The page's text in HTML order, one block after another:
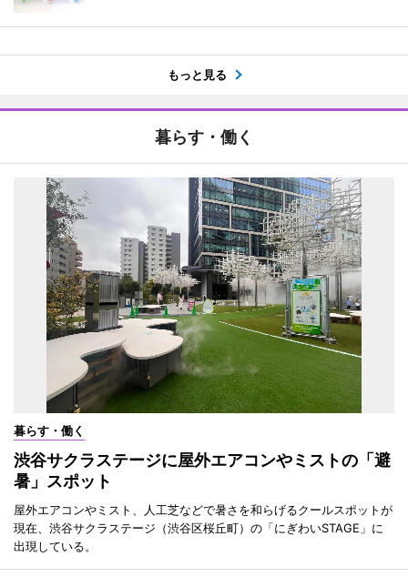
もっと見る
暮らす・働く
暮らす・働く
渋谷サクラステージに屋外エアコンやミストの「避
暑」スポット
屋外エアコンやミスト、人工芝などで暑さを和らげるクールスポットが
現在、渋谷サクラステージ（渋谷区桜丘町）の「にぎわいSTAGE」に
出現している。